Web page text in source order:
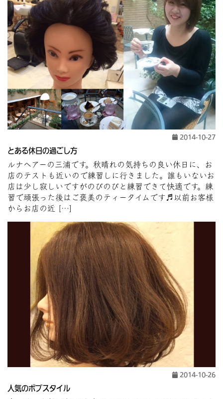
2014-10-27
とある休日の過ごし方
ルナヘアーの三浦です。秋晴れの気持ちの良い休日に、お
店のテストも近いので練習しに行きました。誰もいないお
店は少し寂しいですがのびのびと練習できて快適です。練
習で頑張った後はご褒美のティータイムです♬以前お客様
からお店の近 […]
2014-10-26
人気のボブスタイル